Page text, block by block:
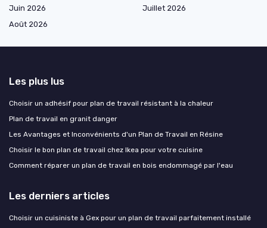
Juin 2026
Juillet 2026
Août 2026
Les plus lus
Choisir un adhésif pour plan de travail résistant à la chaleur
Plan de travail en granit danger
Les Avantages et Inconvénients d'un Plan de Travail en Résine
Choisir le bon plan de travail chez Ikea pour votre cuisine
Comment réparer un plan de travail en bois endommagé par l'eau
Les derniers articles
Choisir un cuisiniste à Gex pour un plan de travail parfaitement installé